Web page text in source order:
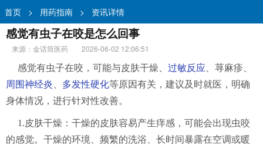
首页 > 用药指南 > 资讯详情
感觉有虫子在咬是怎么回事
来源：金话筒医药
2026-06-02 12:06:51
感觉有虫子在咬，可能与皮肤干燥、 过敏反应 、荨麻疹、
周围神经炎
多发性硬化等原因有关，建议及时就医，明确
身体情况，进行针对性改善。
1.皮肤干燥：干燥的皮肤容易产生痒感，可能会出现虫咬
的感觉。干燥的环境、频繁的洗浴、长时间暴露在空调或暖